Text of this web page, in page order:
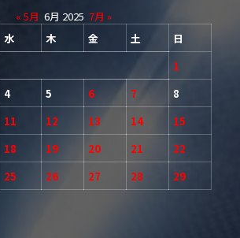
« 5月 6月 2025 7月 »
水 木 金 土
日
1
4 5 6 7
8
11 12 13 14
15
18 19 20 21
22
25 26 27 28
29